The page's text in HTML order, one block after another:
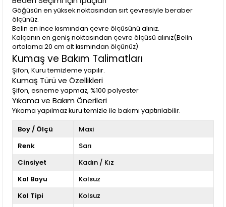
Göğüsün en yüksek noktasından sırt çevresiyle beraber
ölçünüz.
Belin en ince kısmından çevre ölçüsünü alınız.
Kalçanın en geniş noktasından çevre ölçüsü alınız(Belin
ortalama 20 cm alt kısmından ölçünüz)
Kumaş ve Bakım Talimatları
Şifon, Kuru temizleme yapılır.
Kumaş Türü ve Özellikleri
Şifon, esneme yapmaz, %100 polyester
Yıkama ve Bakım Önerileri
Yıkama yapılmaz kuru temizle ile bakımı yaptırılabilir.
Boy / Ölçü
Maxi
Renk
Sarı
Cinsiyet
Kadın / Kız
Kol Boyu
Kolsuz
Kol Tipi
Kolsuz